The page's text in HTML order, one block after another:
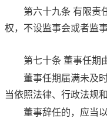
第六十九条 有限责
权，不设监事会或者监
第七十条 董事任期
董事任期届满未及
当依照法律、行政法规
董事辞任的，应当